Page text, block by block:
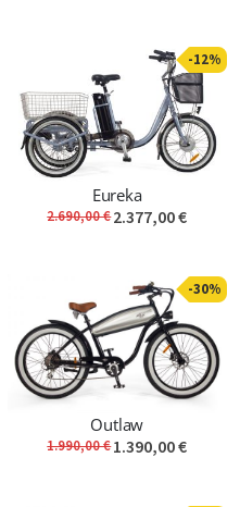
-12%
Eureka
2.690,00 €2.377,00 €
-30%
Outlaw
1.990,00 €1.390,00 €